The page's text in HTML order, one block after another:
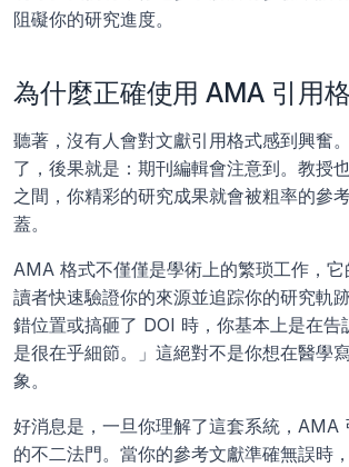
阻礙你的研究進度。
為什麼正確使用 AMA 引用
聽著，沒有人會對文獻引用格式感到興奮
了，後果就是：期刊編輯會注意到。教授
之間，你精彩的研究成果就會被粗率的參
蓋。
AMA 格式不僅僅是學術上的繁琐工作，
讀者快速驗證你的來源並追踪你的研究軌
錯位置或搞砸了 DOI 時，你基本上是在告
是很在乎細節。」這絕對不是你想在醫學
象。
好消息是，一旦你理解了這套系統，AMA
的不二法門。當你的參考文獻準確無誤時